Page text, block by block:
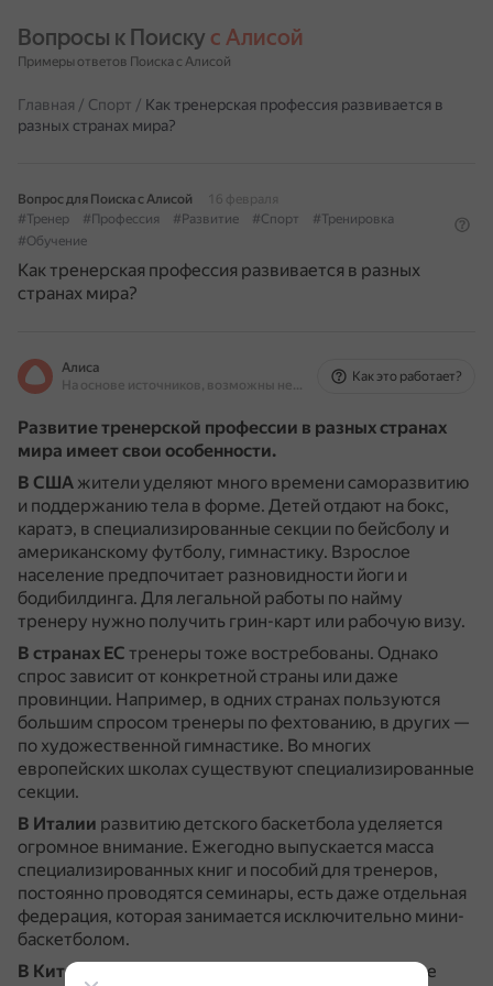
Вопросы к Поиску с Алисой
Примеры ответов Поиска с Алисой
Главная / Спорт / Как тренерская профессия развивается в
разных странах мира?
Вопрос для Поиска с Алисой
16 февраля
#Тренер
#Профессия #Развитие #Спорт
#Тренировка
#Обучение
Как тренерская профессия развивается в разных
странах мира?
Алиса
На основе источников, возможны неточности
Как это работает?
Развитие тренерской профессии в разных странах
мира имеет свои особенности.
В США жители уделяют много времени саморазвитию
и поддержанию тела в форме. Детей отдают на бокс,
каратэ, в специализированные секции по бейсболу и
американскому футболу, гимнастику. Взрослое
население предпочитает разновидности йоги и
бодибилдинга. Для легальной работы по найму
тренеру нужно получить грин-карт или рабочую визу.
В странах ЕС тренеры тоже востребованы. Однако
спрос зависит от конкретной страны или даже
провинции. Например, в одних странах пользуются
большим спросом тренеры по фехтованию, в других —
по художественной гимнастике. Во многих
европейских школах существуют специализированные
секции.
В Италии развитию детского баскетбола уделяется
огромное внимание. Ежегодно выпускается масса
специализированных книг и пособий для тренеров,
постоянно проводятся семинары, есть даже отдельная
федерация, которая занимается исключительно мини-
баскетболом.
В Китае
многие родители готовы платить большие